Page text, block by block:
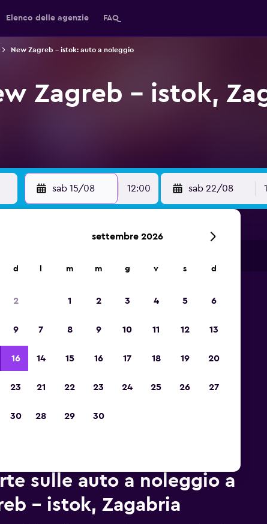
Elenco delle agenzie FAQ
New Zagreb - istok: auto a noleggio
Zagreb - istok,
sab 15/08 12:00 sab 22/08
con momondo.
d'Europa 2023
sulle auto a noleggio a
- istok, Zagabria
d
2
9
16
23
30
settembre 2026
m m g v s d
1 2 3 4 5 6
7 8 9 10 11 12 13
14 15 16 17 18 19 20
21 22 23 24 25 26 27
28 29 30